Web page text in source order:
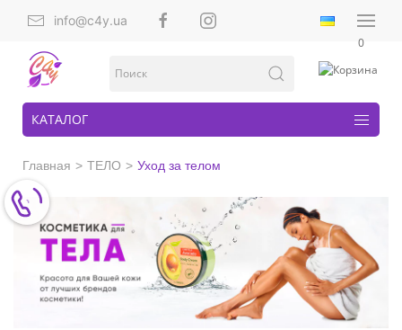
info@c4y.ua
0
КАТАЛОГ
Главная ТЕЛО Уход за телом